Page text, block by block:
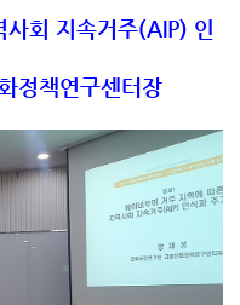
사회 지속거주(AIP) 인
정책연구센터장